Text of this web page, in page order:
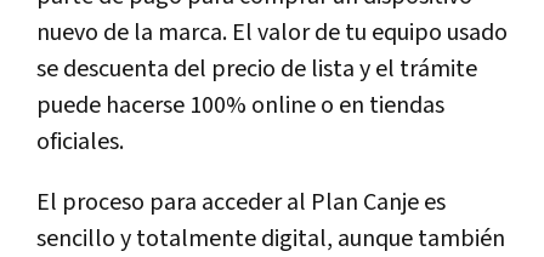
nuevo de la marca. El valor de tu equipo usado
se descuenta del precio de lista y el trámite
puede hacerse 100% online o en tiendas
oficiales.
El proceso para acceder al Plan Canje es
sencillo y totalmente digital, aunque también